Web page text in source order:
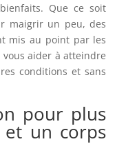
Que ce soit
maigrir un peu, des
mis au point par les
aider à atteindre
conditions et sans
pour plus
un corps